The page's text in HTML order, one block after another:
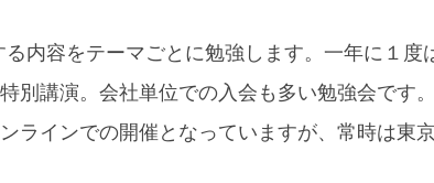
内容をテーマごとに勉強します。一年に１
別講演。会社単位での入会も多い勉強会です。
ラインでの開催となっていますが、常時は東